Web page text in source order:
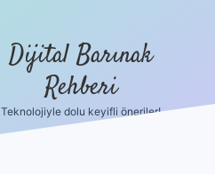
Dijital Barınak
Rehberi
Teknolojiyle dolu keyifli öneriler!